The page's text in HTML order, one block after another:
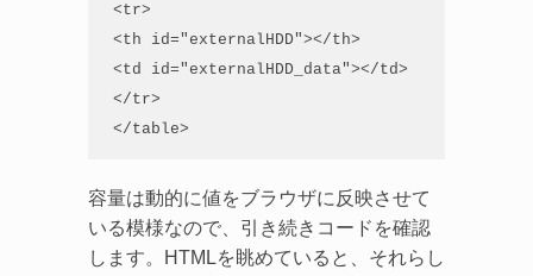
<tr>
<th id="externalHDD"></th>
<td id="externalHDD_data"></td>
</tr>
</table>
容量は動的に値をブラウザに反映させて
いる模様なので、引き続きコードを確認
します。HTMLを眺めていると、それらし